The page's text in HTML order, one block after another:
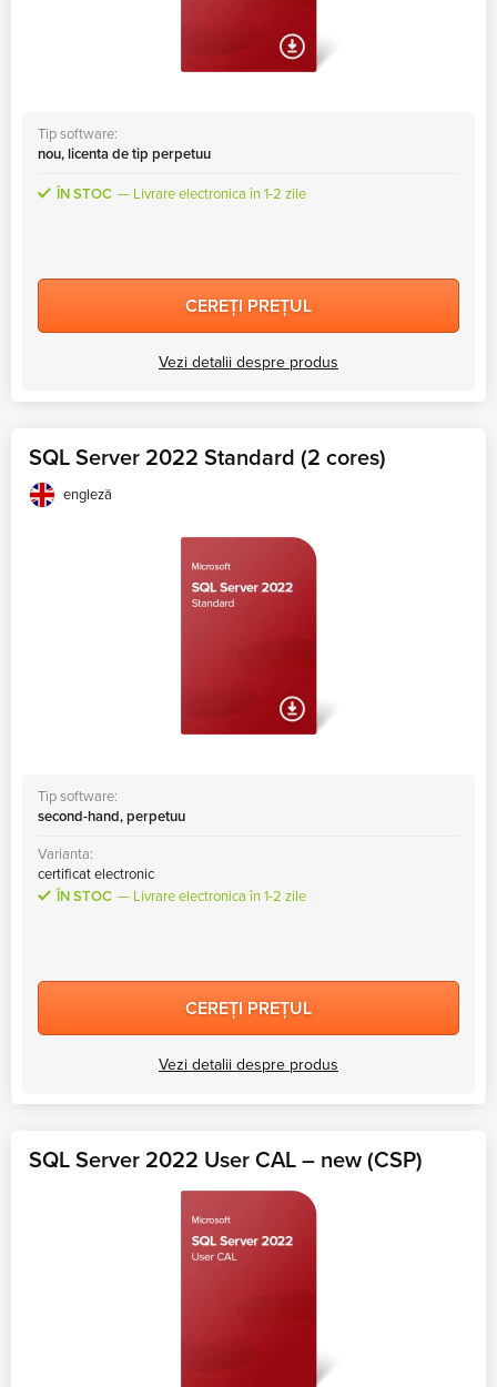
Tip software:
nou, licenta de tip perpetuu
ÎN STOC Livrare electronica în 1-2 zile
CEREȚI PREȚUL
Vezi detalii despre produs
SQL Server 2022 Standard (2 cores)
engleză
Tip software:
second-hand, perpetuu
Varianta:
certificat electronic
ÎN STOC
Livrare electronica în 1-2 zile
CEREȚI PREȚUL
Vezi detalii despre produs
SQL Server 2022 User CAL – new (CSP)